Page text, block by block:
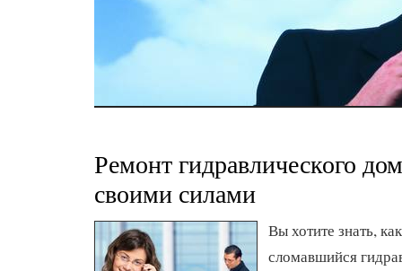
Ремонт гидравлического
своими силами
Вы хотите знать,
сломавшийся